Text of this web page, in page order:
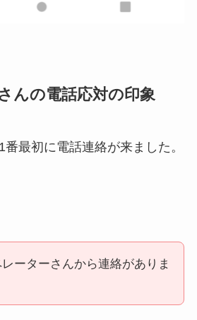
んの電話応対の印象
最初に電話連絡が来ました。
ーターさんから連絡がありま